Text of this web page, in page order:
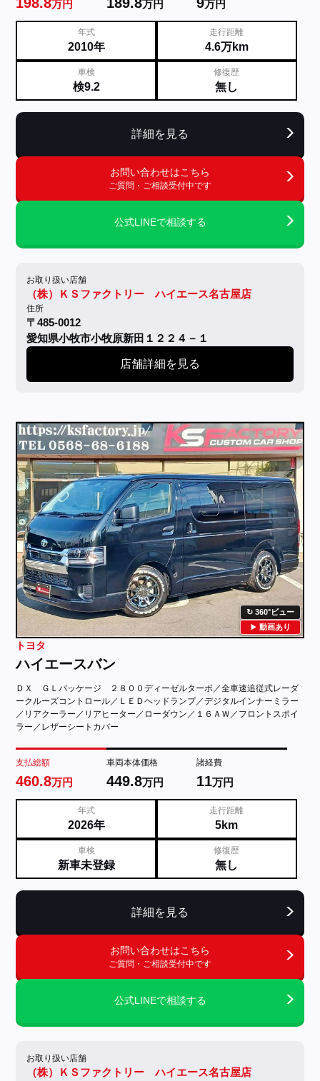
万円 万円 万円
年式
2010年
走行距離
4.6万km
車検
検9.2
修復歴
無し
詳細を見る
お問い合わせはこちら
ご質問・ご相談受付中です
公式LINEで相談する
お取り扱い店舗
（株）ＫＳファクトリー ハイエース名古屋店
住所
〒485-0012
愛知県小牧市小牧原新田１２２４－１
店舗詳細を見る
360°ビュー
動画あり
トヨタ
ハイエースバン
ＤＸ ＧＬパッケージ ２８００ディーゼルターボ／全車速追従式レーダ
ークルーズコントロール／ＬＥＤヘッドランプ／デジタルインナーミラー
／リアクーラー／リアヒーター／ローダウン／１６ＡＷ／フロントスポイ
ラー／レザーシートカバー
支払総額
460.8万円
車両本体価格
449.8万円
諸経費
11万円
年式
2026年
走行距離
5km
車検
新車未登録
修復歴
無し
詳細を見る
お問い合わせはこちら
ご質問・ご相談受付中です
公式LINEで相談する
お取り扱い店舗
（株）ＫＳファクトリー ハイエース名古屋店